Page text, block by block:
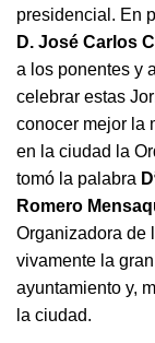
presidencial. En
D. José Carlos
a los ponentes y
celebrar estas
conocer mejor la
en la ciudad la
tomó la palabra
Romero
Organizadora de
vivamente la
ayuntamiento y,
la ciudad.